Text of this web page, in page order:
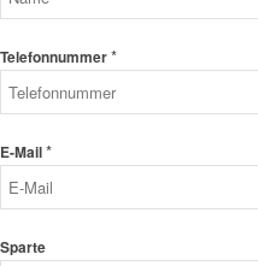
Telefonnummer*
E-Mail*
Sparte